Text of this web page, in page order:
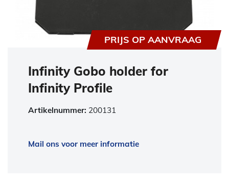
PRIJS OP AANVRAAG
Infinity Gobo holder for
Infinity Profile
Artikelnummer: 200131
Mail ons voor meer informatie